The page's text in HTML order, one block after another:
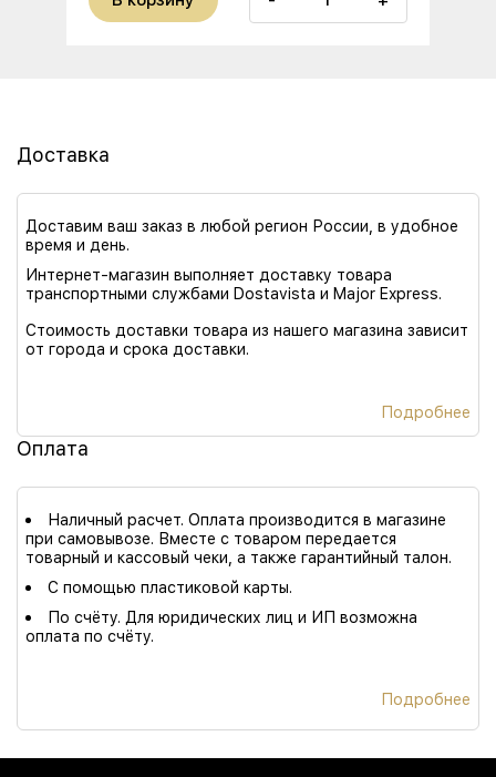
Доставка
Доставим ваш заказ в любой регион России, в удобное
время и день.
Интернет-магазин выполняет доставку товара
транспортными службами Dostavista и Major Express.
Стоимость доставки товара из нашего магазина зависит
от города и срока доставки.
Подробнее
Оплата
Наличный расчет. Оплата производится в магазине
при самовывозе. Вместе с товаром передается
товарный и кассовый чеки, а также гарантийный талон.
С помощью пластиковой карты.
По счёту. Для юридических лиц и ИП возможна
оплата по счёту.
Подробнее